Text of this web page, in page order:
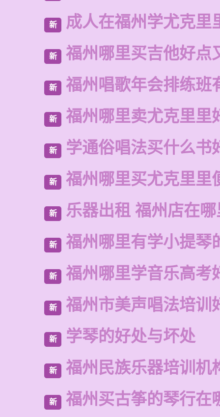
新 成人在福州学尤克里
新 福州哪里买吉他好点
新 福州唱歌年会排练班
新 福州哪里卖尤克里里
新 学通俗唱法买什么书
新 福州哪里买尤克里里
新 乐器出租 福州店在
新 福州哪里有学小提琴
新 福州哪里学音乐高考
新 福州市美声唱法培训
新 学琴的好处与坏处
新 福州民族乐器培训机
新 福州买古筝的琴行在